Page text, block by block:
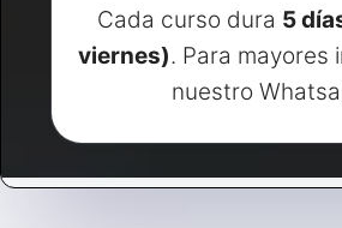
Cada curso dura 5
viernes). Para mayores
nuestro